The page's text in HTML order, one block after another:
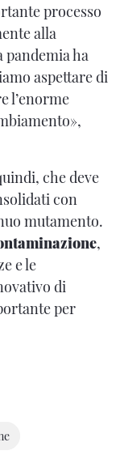
processo
alla
pandemia ha
aspettare di
l’enorme
che deve
con
mutamento.
,
e le
di
per